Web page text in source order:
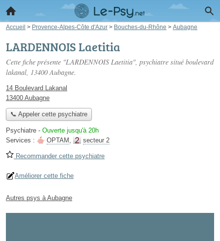
Accueil > Provence-Alpes-Côte d'Azur > Bouches-du-Rhône > Aubagne
LARDENNOIS Laetitia
Cette fiche présente "LARDENNOIS Laetitia", psychiatre situé boulevard
lakanal, 13400 Aubagne.
14 Boulevard Lakanal
13400 Aubagne
📞 Appeler cette psychiatre
Psychiatre - Ouverte jusqu'à 20h
Services :
OPTAM , secteur 2
Recommander cette psychiatre
Améliorer cette fiche
Autres psys à Aubagne